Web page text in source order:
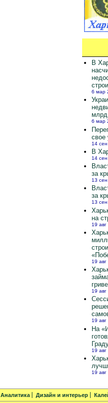
В
6 мар
6 мар
свое
14
В
14
за
13
за
13
на
19
19
19
19
На
19
19
Аналитика Дизайн и интерьер